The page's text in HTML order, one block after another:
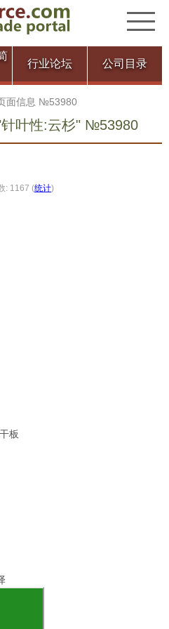
行业论坛 公司目录
面信息 №53980
叶性:云杉" №53980
: 1167 (统计)
板